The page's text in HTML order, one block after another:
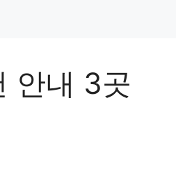
안내 3곳